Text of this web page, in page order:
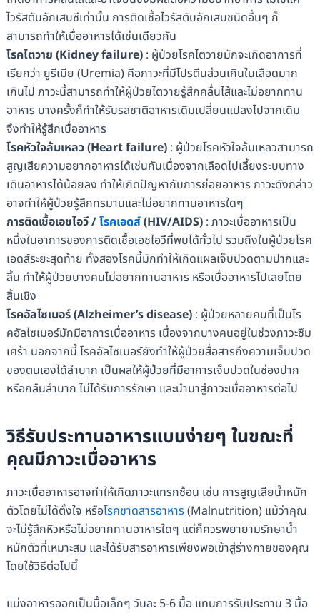
ไวรัสตับอักเสบซีเท่านั้น การติดเชื้อไวรัสตับอักเสบชนิดอื่นๆ ก็
สามารถทำให้เบื่ออาหารได้เช่นเดียวกัน
โรคไตวาย (Kidney failure) : ผู้ป่วยโรคไตวายมักจะเกิดอาการที่
เรียกว่า ยูรีเมีย (Uremia) คือภาวะที่มีโปรตีนส่วนเกินในเลือดมาก
เกินไป ภาวะนี้สามารถทำให้ผู้ป่วยไตวายรู้สึกคลื่นไส้และไม่อยากทาน
อาหาร บางครั้งก็ทำให้รับรสชาติอาหารเดิมเปลี่ยนแปลงไปจากเดิม
จึงทำให้รู้สีกเบื่ออาหาร
โรคหัวใจล้มเหลว (Heart failure): ผู้ป่วยโรคหัวใจล้มเหลวสามารถ
สูญเสียความอยากอาหารได้เช่นกันเนื่องจากเลือดไปเลี้ยงระบบทาง
เดินอาหารได้น้อยลง ทำให้เกิดปัญหากับการย่อยอาหาร ภาวะดังกล่าว
อาจทำให้ผู้ป่วยรู้สึกทรมานและไม่อยากทานอาหารใดๆ
การติดเชื้อเอชไอวี /โรคเอดส์(HIV/AIDS): ภาวะเบื่ออาหารเป็น
หนึ่งในอาการของการติดเชื้อเอชไอวีที่พบได้ทั่วไป รวมถึงในผู้ป่วยโรค
เอดส์ระยะสุดท้าย ทั้งสองโรคนี้มักทำให้เกิดแผลเจ็บปวดตามปากและ
ลิ้น ทำให้ผู้ป่วยบางคนไม่อยากทานอาหาร หรือเบื่ออาหารไปเลยโดย
สิ้นเชิง
โรคอัลไซเมอร์ (Alzheimer’s disease) : ผู้ป่วยหลายคนที่เป็นโร
คอัลไซเมอร์มักมีอาการเบื่ออาหาร เนื่องจากบางคนอยู่ในช่วงภาวะซึม
เศร้า นอกจากนี้ โรคอัลไซเมอร์ยังทำให้ผู้ป่วยสื่อสารถึงความเจ็บปวด
ของตนเองได้ลำบาก เป็นผลให้ผู้ป่วยที่มีอาการเจ็บปวดในช่องปาก
หรือกลืนลำบาก ไม่ได้รับการรักษา และนำมาสู่ภาวะเบื่ออาหารต่อไป
วิธีรับประทานอาหารแบบง่ายๆ ในขณะที่
คุณมีภาวะเบื่ออาหาร
ภาวะเบื่ออาหารอาจทำให้เกิดภาวะแทรกซ้อน เช่น การสูญเสียน้ำหนัก
ตัวโดยไม่ได้ตั้งใจ หรือโรคขาดสารอาหาร(Malnutrition) แม้ว่าคุณ
จะไม่รู้สึกหิวหรือไม่อยากทานอาหารใดๆ แต่ก็ควรพยายามรักษาน้ำ
หนักตัวที่เหมาะสม และได้รับสารอาหารเพียงพอเข้าสู่ร่างกายของคุณ
โดยใช้วิธีต่อไปนี้
แบ่งอาหารออกเป็นมื้อเล็กๆ วันละ 5-6 มื้อ แทนการรับประทาน 3 มื้อ